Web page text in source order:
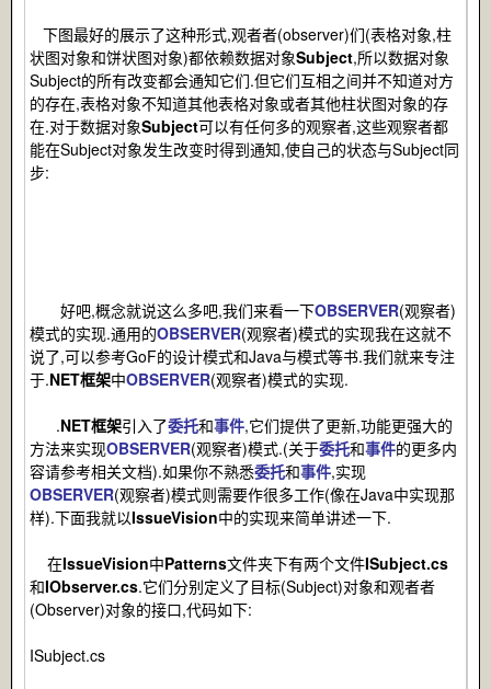
下图最好的展示了这种形式,观者者(observer)们(表格对象,柱
状图对象和饼状图对象)都依赖数据对象Subject,所以数据对象
Subject的所有改变都会通知它们.但它们互相之间并不知道对方
的存在,表格对象不知道其他表格对象或者其他柱状图对象的存
在.对于数据对象Subject可以有任何多的观察者,这些观察者都
能在Subject对象发生改变时得到通知,使自己的状态与Subject同
步:
好吧,概念就说这么多吧,我们来看一下OBSERVER(观察者)
模式的实现.通用的OBSERVER(观察者)模式的实现我在这就不
说了,可以参考GoF的设计模式和Java与模式等书.我们就来专注
于.NET框架中OBSERVER(观察者)模式的实现.
.NET框架引入了委托和事件,它们提供了更新,功能更强大的
方法来实现OBSERVER(观察者)模式.(关于委托和事件的更多内
容请参考相关文档).如果你不熟悉委托和事件,实现
OBSERVER(观察者)模式则需要作很多工作(像在Java中实现那
样).下面我就以IssueVision中的实现来简单讲述一下.
在IssueVision中Patterns文件夹下有两个文件ISubject.cs
和IObserver.cs.它们分别定义了目标(Subject)对象和观者者
(Observer)对象的接口,代码如下:
ISubject.cs